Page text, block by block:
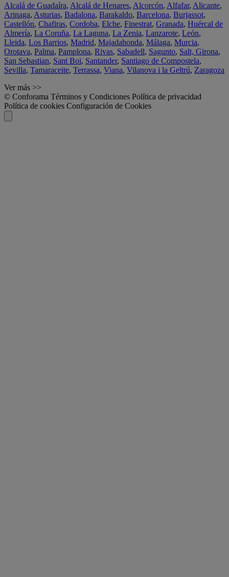
Alcalá de Guadaíra, Alcalá de Henares, Alcorcón, Alfafar, Alicante,
Arinaga, Asturias, Badalona, Barakaldo, Barcelona, Burjassot,
Castellón, Chafiras, Cordoba, Elche, Finestrat, Granada, Huércal de
Almería, La Coruña, La Laguna, La Zenia, Lanzarote, León,
Lleida, Los Barrios, Madrid, Majadahonda, Málaga, Murcia,
Orotava, Palma, Pamplona, Rivas, Sabadell, Sagunto, Salt, Girona,
San Sebastian, Sant Boi, Santander, Santiago de Compostela,
Sevilla, Tamaraceite, Terrassa, Viana, Vilanova i la Geltrú, Zaragoza
Ver más >>
© Conforama Términos y Condiciones Política de privacidad
Política de cookies Configuración de Cookies